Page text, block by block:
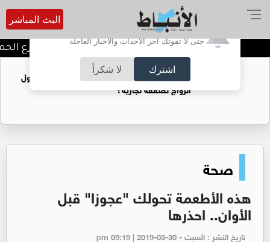
أترغب في تفعيل الإشعارات؟
حتى لا تفوتك آخر الأحداث والأخبار العاجلة
اشترك لا شكراً
البث المباشر
توقيف شبكات دعارة في شارع الحمرا
فتيات يستغللنه لتحقيق مكاسب مادية.. هل تحول
الزواج لصفقة تجارية؟
صحة
هذه الأطعمة تحولك "عجوزا" قبل
الأوان.. احذرها
تاريخ النشر : السبت - pm 09:19 | 2019-03-30